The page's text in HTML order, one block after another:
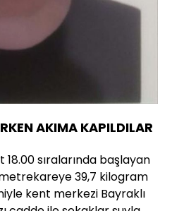
AKIMA KAPILDILAR
sıralarında başlayan
39,7 kilogram
kent merkezi Bayraklı